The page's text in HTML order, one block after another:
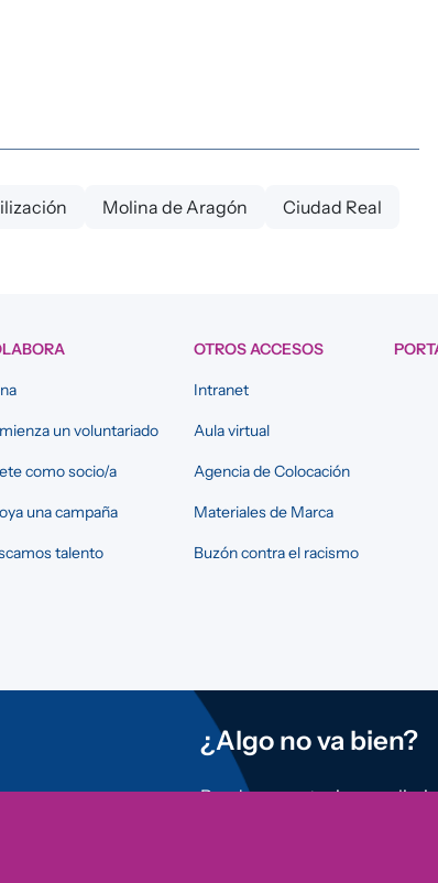
Molina de Aragón Ciudad Real
un voluntariado
como socio/a
una campaña
talento
OTROS ACCESOS
Intranet
Aula virtual
Agencia de Colocación
Materiales de Marca
Buzón contra el racismo
¿Algo no va bien?
Puedes reportar